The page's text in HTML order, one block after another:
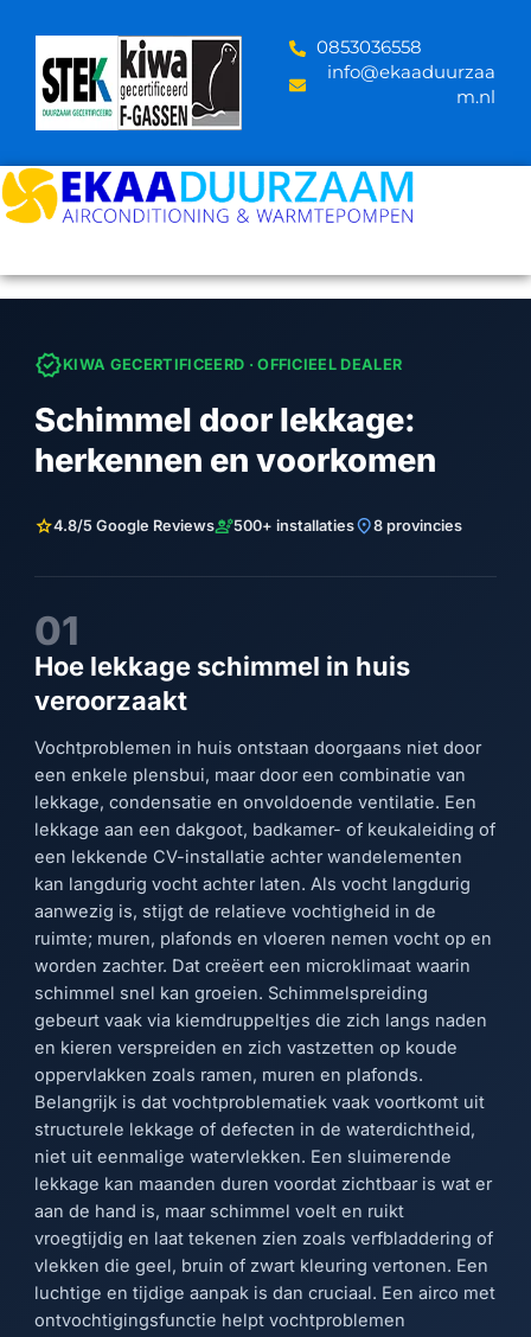
content
‪0853036558
info@ekaaduurzaa
m.nl
verifiedKIWA GECERTIFICEERD · OFFICIEEL DEALER
Schimmel door lekkage:
herkennen en voorkomen
star4.8/5 Google Reviewsengineering500+ installatieslocation_on8 provincies
01
Hoe lekkage schimmel in huis
veroorzaakt
Vochtproblemen in huis ontstaan doorgaans niet door
een enkele plensbui, maar door een combinatie van
lekkage, condensatie en onvoldoende ventilatie. Een
lekkage aan een dakgoot, badkamer- of keukaleiding of
een lekkende CV-installatie achter wandelementen
kan langdurig vocht achter laten. Als vocht langdurig
aanwezig is, stijgt de relatieve vochtigheid in de
ruimte; muren, plafonds en vloeren nemen vocht op en
worden zachter. Dat creëert een microklimaat waarin
schimmel snel kan groeien. Schimmelspreiding
gebeurt vaak via kiemdruppeltjes die zich langs naden
en kieren verspreiden en zich vastzetten op koude
oppervlakken zoals ramen, muren en plafonds.
Belangrijk is dat vochtproblematiek vaak voortkomt uit
structurele lekkage of defecten in de waterdichtheid,
niet uit eenmalige watervlekken. Een sluimerende
lekkage kan maanden duren voordat zichtbaar is wat er
aan de hand is, maar schimmel voelt en ruikt
vroegtijdig en laat tekenen zien zoals verfbladdering of
vlekken die geel, bruin of zwart kleuring vertonen. Een
luchtige en tijdige aanpak is dan cruciaal. Een airco met
ontvochtigingsfunctie helpt vochtproblemen